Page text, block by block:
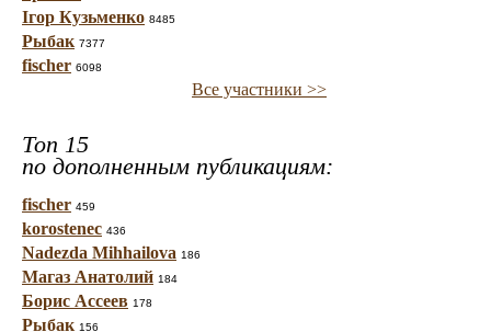
Ігор Кузьменко 8485
Рыбак 7377
fischer 6098
Все участники >>
Топ 15
по дополненным публикациям:
fischer 459
korostenec 436
Nadezda Mihhailova 186
Магаз Анатолий 184
Борис Ассеев 178
Рыбак 156